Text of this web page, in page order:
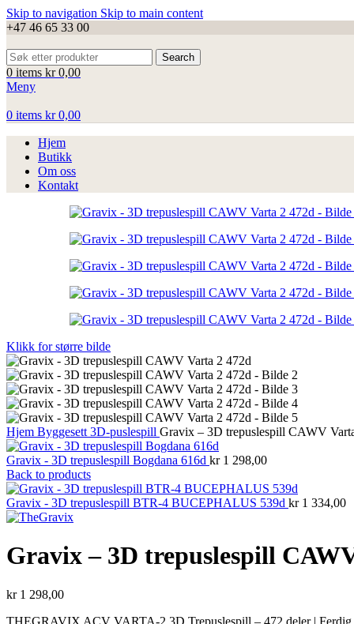
Skip to navigation Skip to main content
+47 46 65 33 00
Search
0 items kr0,00
Meny
0 items kr0,00
Hjem
Butikk
Om oss
Kontakt
Klikk for større bilde
Hjem Byggesett 3D-puslespill Gravix – 3D trepuslespill CAWV
Gravix - 3D trepuslespill Bogdana 616d kr1 298,00
Back to products
Gravix - 3D trepuslespill BTR-4 BUCEPHALUS 539d kr1 334,00
Gravix – 3D trepuslespill
kr1 298,00
THEGRAVIX ACV VARTA-2 3D Trepuslespill – 472 deler | Ferdig